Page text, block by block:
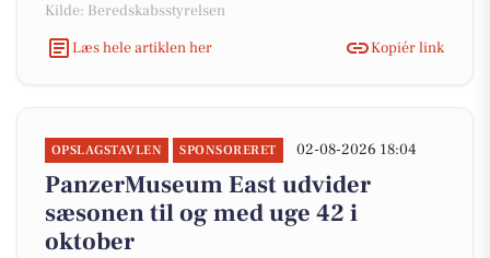
Kilde: Beredskabsstyrelsen
Læs hele artiklen her
Kopiér link
OPSLAGSTAVLEN SPONSORERET 02-08-2026 18:04
PanzerMuseum East udvider
sæsonen til og med uge 42 i
oktober